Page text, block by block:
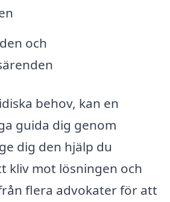
och
behov, kan en
guida dig genom
dig den hjälp du
kliv mot lösningen och
flera advokater för att